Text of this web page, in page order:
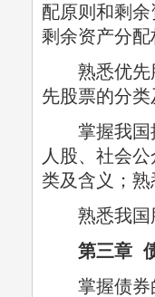
配原则和剩
剩余资产分配
熟悉优先股
先股票的分类
掌握我国按
人股、社会
类及含义；
熟悉我国股
第三章
掌握债券的